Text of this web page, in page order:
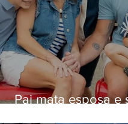
Pai mata esposa e